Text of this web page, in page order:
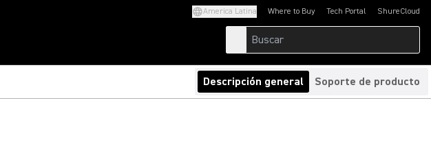
America Latina Where to Buy Tech Portal
(Opens in a new tab)ShureCloud
(Opens in a new
Descripción general Soporte de producto